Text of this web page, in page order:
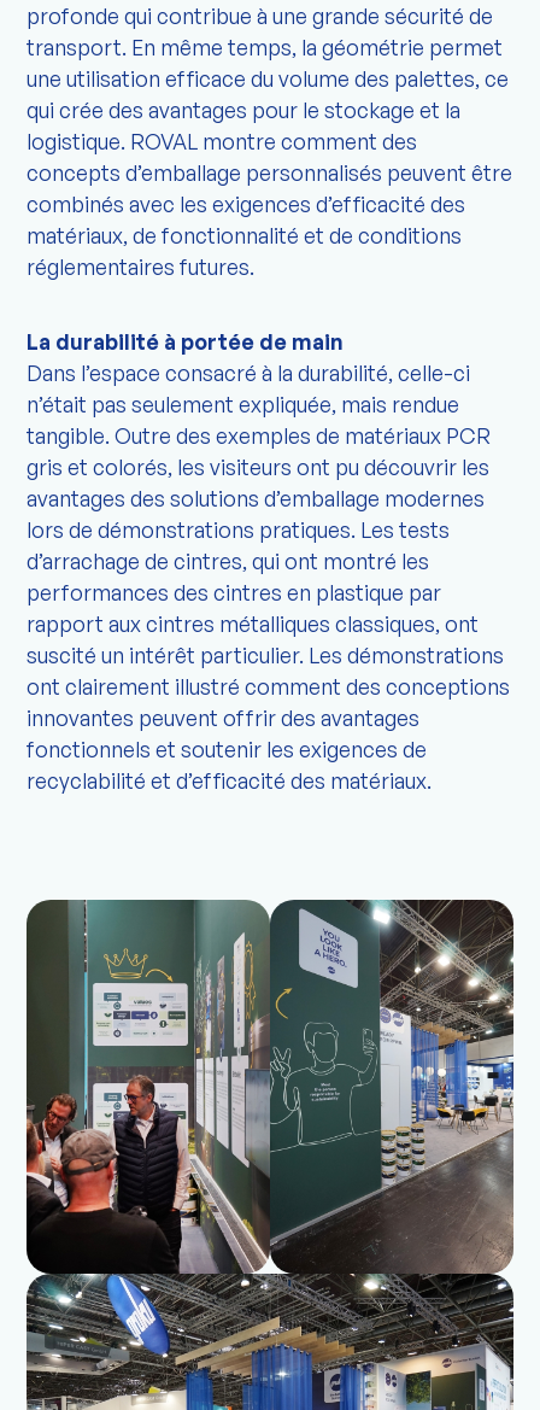
profonde qui contribue à une grande sécurité de
transport. En même temps, la géométrie permet
une utilisation efficace du volume des palettes, ce
qui crée des avantages pour le stockage et la
logistique. ROVAL montre comment des
concepts d’emballage personnalisés peuvent être
combinés avec les exigences d’efficacité des
matériaux, de fonctionnalité et de conditions
réglementaires futures.
La durabilité à portée de main
Dans l’espace consacré à la durabilité, celle-ci
n’était pas seulement expliquée, mais rendue
tangible. Outre des exemples de matériaux PCR
gris et colorés, les visiteurs ont pu découvrir les
avantages des solutions d’emballage modernes
lors de démonstrations pratiques. Les tests
d’arrachage de cintres, qui ont montré les
performances des cintres en plastique par
rapport aux cintres métalliques classiques, ont
suscité un intérêt particulier. Les démonstrations
ont clairement illustré comment des conceptions
innovantes peuvent offrir des avantages
fonctionnels et soutenir les exigences de
recyclabilité et d’efficacité des matériaux.